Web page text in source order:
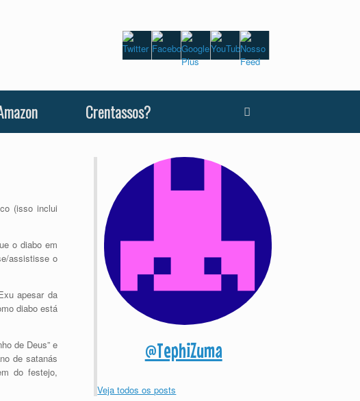
Crentassos?
(isso inclui
o diabo em
assistisse o
apesar da
diabo está
de Deus” e
de satanás
do festejo,
@TephiZuma
Veja todos os posts